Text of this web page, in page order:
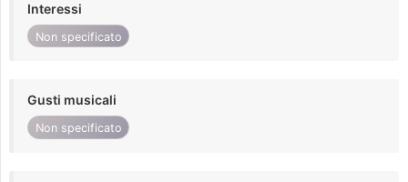
Interessi
Non specificato
Gusti musicali
Non specificato